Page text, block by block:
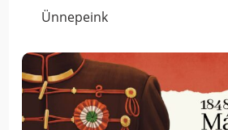
Ünnepeink